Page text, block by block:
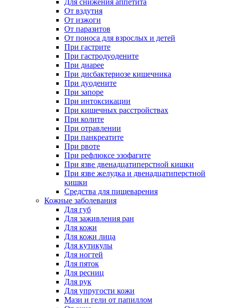
Для снижения аппетита
От вздутия
От изжоги
От паразитов
От поноса для взрослых и детей
При гастрите
При гастродуодените
При диарее
При дисбактериозе кишечника
При дуодените
При запоре
При интоксикации
При кишечных расстройствах
При колите
При отравлении
При панкреатите
При рвоте
При рефлюксе эзофагите
При язве двенадцатиперстной кишки
При язве желудка и двенадцатиперстной
кишки
Средства для пищеварения
Кожные заболевания
Для губ
Для заживления ран
Для кожи
Для кожи лица
Для кутикулы
Для ногтей
Для пяток
Для ресниц
Для рук
Для упругости кожи
Мази и гели от папиллом